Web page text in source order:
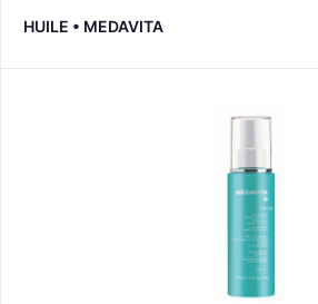
HUILE • MEDAVITA